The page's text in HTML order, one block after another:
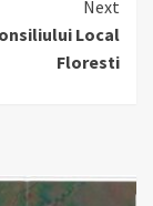
Next
Local
Floresti